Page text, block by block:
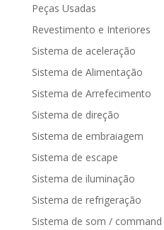
Peças Usadas
Revestimento e Interiores
Sistema de aceleração
Sistema de Alimentação
Sistema de Arrefecimento
Sistema de direção
Sistema de embraiagem
Sistema de escape
Sistema de iluminação
Sistema de refrigeração
Sistema de som / command